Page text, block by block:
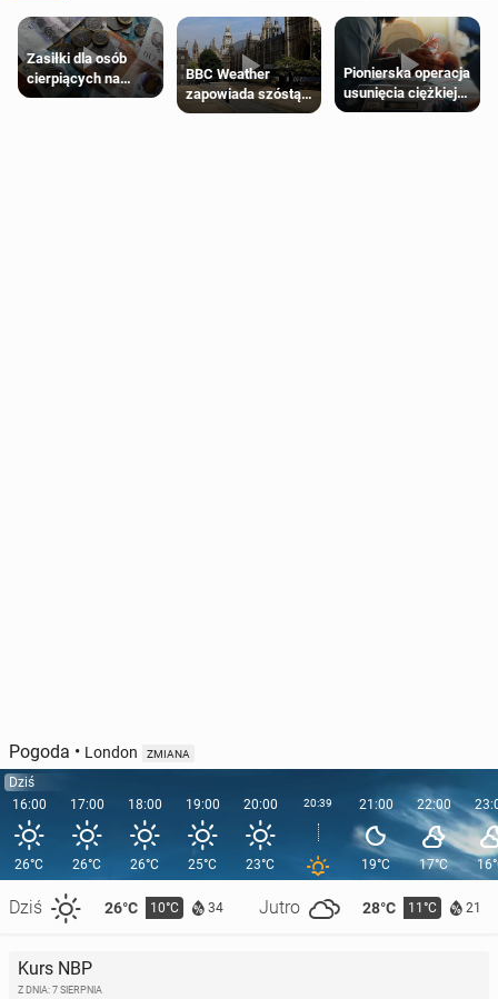
Zasiłki dla osób
cierpiących na
schorzenia
BBC Weather
zapowiada szóstą
falę upałów w
Pionierska operacja
usunięcia ciężkiej
wady wrodzonej
Pogoda • London ZMIANA
Dziś
16:00
26°C
Dziś 26°C 10°C 34 Jutro 28°C 11°C 21
17:00
26°C
18:00
26°C
19:00
25°C
20:00
23°C
20:39 21:00
19°C
22:00
17°C
Kurs NBP
Z DNIA: 7 SIERPNIA